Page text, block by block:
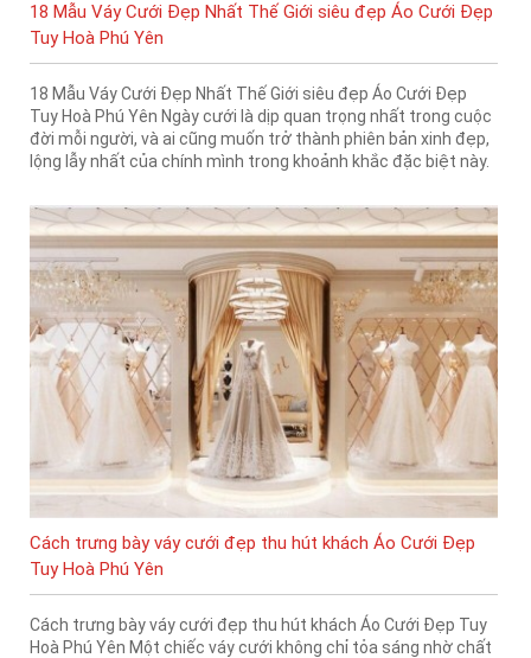
18 Mẫu Váy Cưới Đẹp Nhất Thế Giới siêu đẹp Áo Cưới Đẹp
Tuy Hoà Phú Yên
18 Mẫu Váy Cưới Đẹp Nhất Thế Giới siêu đẹp Áo Cưới Đẹp
Tuy Hoà Phú Yên Ngày cưới là dịp quan trọng nhất trong cuộc
đời mỗi người, và ai cũng muốn trở thành phiên bản xinh đẹp,
lộng lẫy nhất của chính mình trong khoảnh khắc đặc biệt này.
Cách trưng bày váy cưới đẹp thu hút khách Áo Cưới Đẹp
Tuy Hoà Phú Yên
Cách trưng bày váy cưới đẹp thu hút khách Áo Cưới Đẹp Tuy
Hoà Phú Yên Một chiếc váy cưới không chỉ tỏa sáng nhờ chất